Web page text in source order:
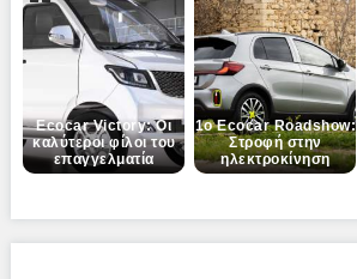
Ecocar Victory: Οι
καλύτεροι φίλοι του
επαγγελματία
1ο Ecocar Roadshow:
Στροφή στην
ηλεκτροκίνηση
Pause